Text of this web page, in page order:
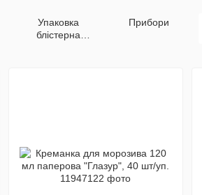
Упаковка
блістерна
Прибори